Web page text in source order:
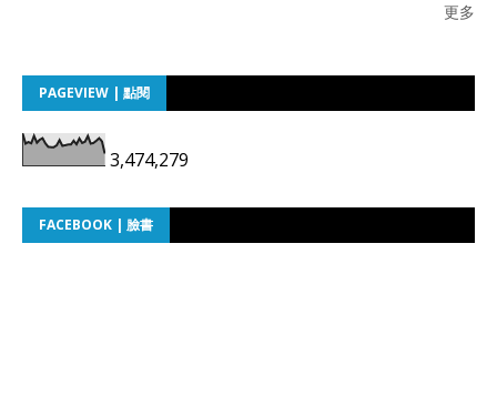
更多
PAGEVIEW | 點閱
3,474,279
FACEBOOK | 臉書